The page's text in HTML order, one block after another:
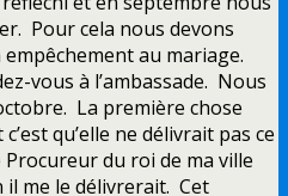
Pour cela nous devons
au mariage.
vous à l’ambassade. Nous
La première chose
qu’elle ne délivrait pas ce
Procureur du roi de ma ville
me le délivrerait. Cet